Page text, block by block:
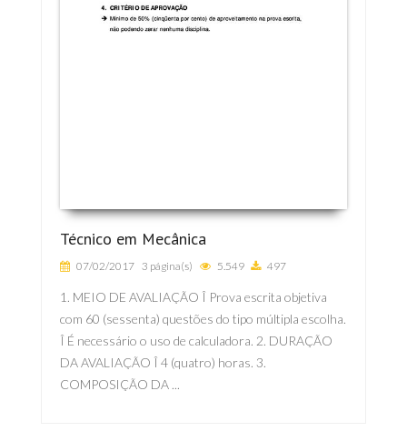
Técnico em Mecânica
07/02/2017 3 página(s) 5.549 497
1. MEIO DE AVALIAÇÃO Î Prova escrita objetiva
com 60 (sessenta) questões do tipo múltipla escolha.
Î É necessário o uso de calculadora. 2. DURAÇÃO
DA AVALIAÇÃO Î 4 (quatro) horas. 3.
COMPOSIÇÃO DA ...